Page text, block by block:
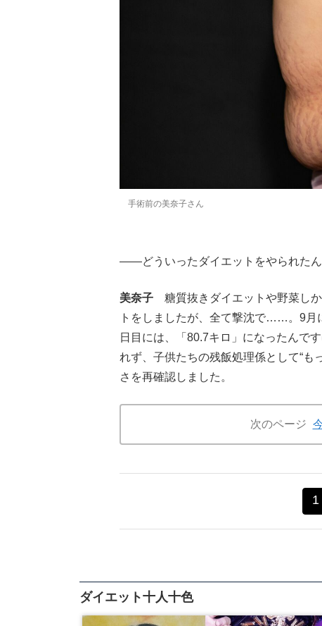
手術前の美奈子さん
――どういったダイエットをやられたん
美奈子 糖質抜きダイエットや野菜し
トをしましたが、全て撃沈で……。9月
日目には、「80.7キロ」になったんで
れず、子供たちの残飯処理係として“も
さを再確認しました。
次のページ
1
ダイエット十人十色